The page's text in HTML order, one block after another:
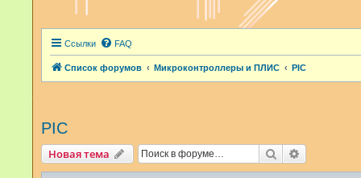
Ссылки FAQ
Список форумов Микроконтроллеры и ПЛИС PIC
PIC
Новая тема Поиск